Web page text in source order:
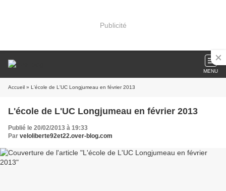
Publicité
MENU
Accueil » L'école de L'UC Longjumeau en février 2013
L'école de L'UC Longjumeau en février 2013
Publié le 20/02/2013 à 19:33
Par veloliberte92et22.over-blog.com